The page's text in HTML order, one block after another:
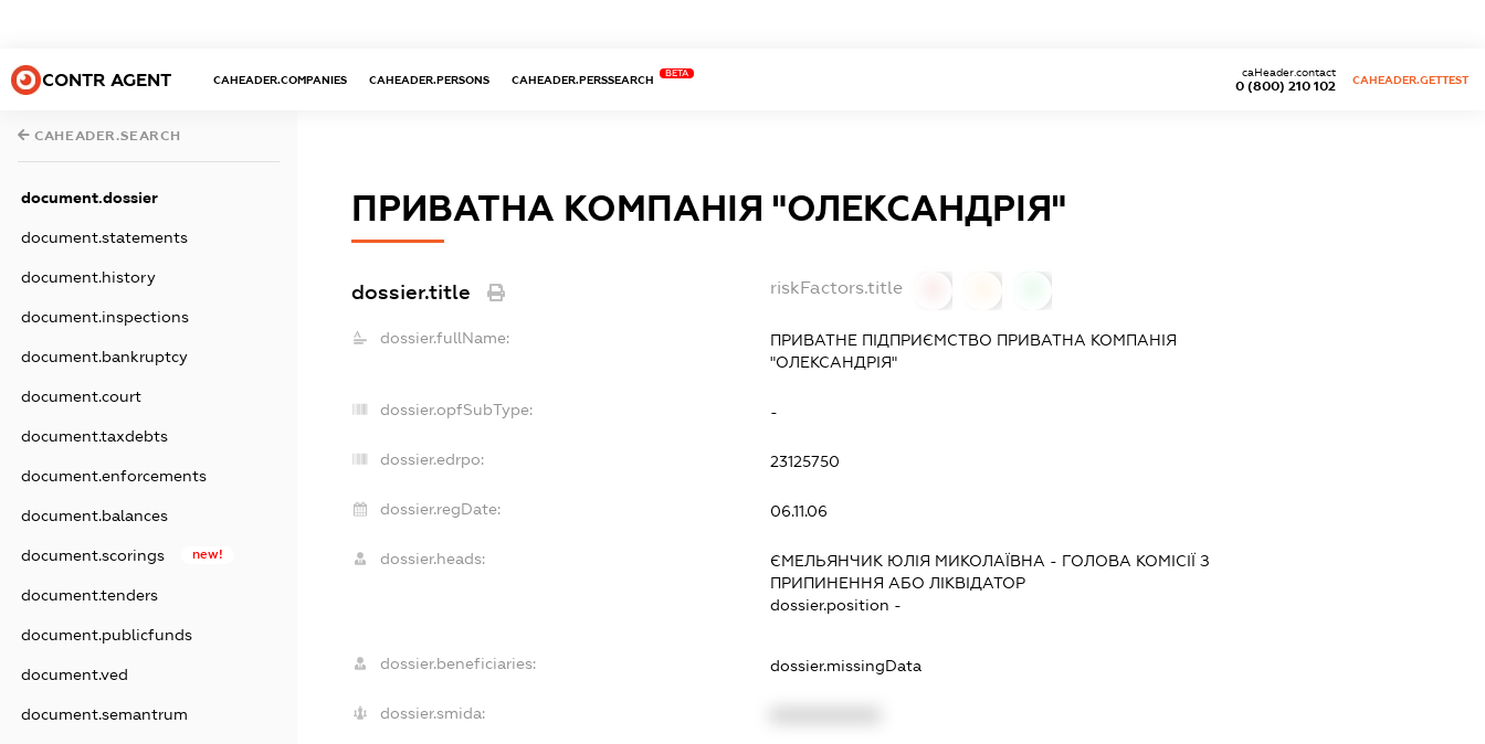
CONTR AGENT CAHEADER.COMPANIES CAHEADER.PERSONS CAHEADER.PERSSEARCH
BETA
0 (800) 210 102
caHeader.contact
CAHEADER.GETTEST
CAHEADER.SEARCH
document.dossier
document.statements
document.history
document.inspections
document.bankruptcy
document.court
document.taxdebts
document.enforcements
document.balances
document.scorings new!
document.tenders
document.publicfunds
document.ved
document.semantrum
ПРИВАТНА КОМПАНІЯ "ОЛЕКСАНДРІЯ"
dossier.title riskFactors.title
dossier.fullName:
ПРИВАТНЕ ПІДПРИЄМСТВО ПРИВАТНА КОМПАНІЯ
"ОЛЕКСАНДРІЯ"
dossier.opfSubType: -
dossier.edrpo: 23125750
dossier.regDate: 06.11.06
dossier.heads: ЄМЕЛЬЯНЧИК ЮЛІЯ МИКОЛАЇВНА - ГОЛОВА КОМІСІЇ З
ПРИПИНЕННЯ АБО ЛІКВІДАТОР
dossier.position -
dossier.beneficiaries: dossier.missingData
dossier.smida: